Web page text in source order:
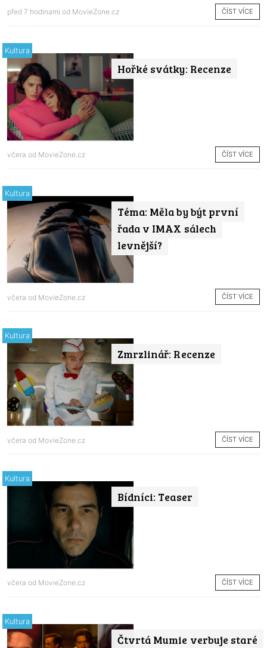
před 7 hodinami od MovieZone.cz ČÍST VÍCE
Hořké svátky: Recenze
Kultura
včera od MovieZone.cz ČÍST VÍCE
Téma: Měla by být první
řada v IMAX sálech
levnější?
Kultura
včera od MovieZone.cz ČÍST VÍCE
Zmrzlinář: Recenze
Kultura
včera od MovieZone.cz ČÍST VÍCE
Bídníci: Teaser
Kultura
včera od MovieZone.cz ČÍST VÍCE
Čtvrtá Mumie verbuje staré
Kultura